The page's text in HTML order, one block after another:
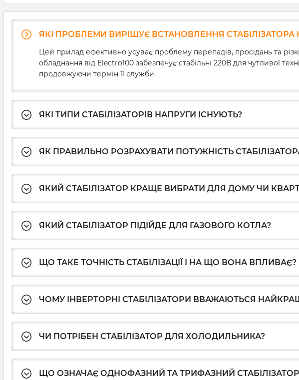
ЯКІ ПРОБЛЕМИ ВИРІШУЄ ВСТАНОВЛЕННЯ СТАБІЛІЗАТОРА
Цей прилад ефективно усуває проблему перепадів, просідань та
обладнання від Electro100 забезпечує стабільні 220В для чутливої
продовжуючи термін її служби.
ЯКІ ТИПИ СТАБІЛІЗАТОРІВ НАПРУГИ ІСНУЮТЬ?
ЯК ПРАВИЛЬНО РОЗРАХУВАТИ ПОТУЖНІСТЬ
ЯКИЙ СТАБІЛІЗАТОР КРАЩЕ ВИБРАТИ ДЛЯ ДОМУ ЧИ
ЯКИЙ СТАБІЛІЗАТОР ПІДІЙДЕ ДЛЯ ГАЗОВОГО КОТЛА?
ЩО ТАКЕ ТОЧНІСТЬ СТАБІЛІЗАЦІЇ І НА ЩО ВОНА ВПЛИВАЄ?
ЧОМУ ІНВЕРТОРНІ СТАБІЛІЗАТОРИ ВВАЖАЮТЬСЯ
ЧИ ПОТРІБЕН СТАБІЛІЗАТОР ДЛЯ ХОЛОДИЛЬНИКА?
ЩО ОЗНАЧАЄ ОДНОФАЗНИЙ ТА ТРИФАЗНИЙ